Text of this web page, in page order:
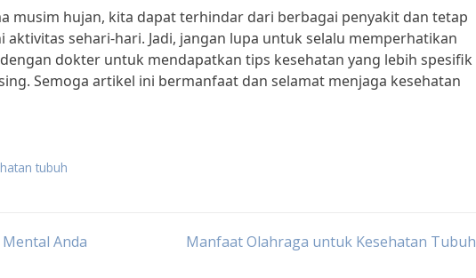
musim hujan, kita dapat terhindar dari berbagai penyakit dan tetap
sehari-hari. Jadi, jangan lupa untuk selalu memperhatikan
dokter untuk mendapatkan tips kesehatan yang lebih spesifik
Semoga artikel ini bermanfaat dan selamat menjaga kesehatan
tubuh
Anda Manfaat Olahraga untuk Kesehatan Tubuh